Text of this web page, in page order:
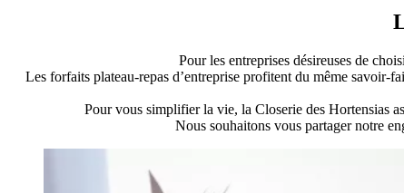
Pour les entreprises désireuses de
Les forfaits plateau-repas d’entreprise profitent du même savoir-
Pour vous simplifier la vie, la Closerie des Hortensias
Nous souhaitons vous partager notre